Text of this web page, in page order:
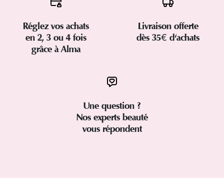
Réglez vos achats
en 2, 3 ou 4 fois
grâce à Alma
Livraison offerte
dès 35€ d'achats
Une question ?
Nos experts beauté
vous répondent